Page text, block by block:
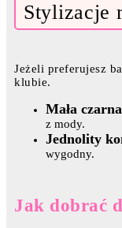
Stylizacje
Jeżeli preferujesz
klubie.
Mała
z mody.
Jednolity
wygodny.
Jak dobrać